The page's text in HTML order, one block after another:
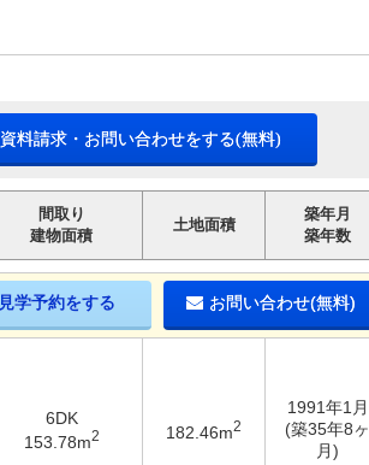
資料請求・お問い合わせをする(無料)
間取り
建物面積
土地面積
築年月
築年数
見学予約をする お問い合わせ(無料)
6DK
153.78m2 182.46m2
1991年1月
(築35年8ヶ
月)